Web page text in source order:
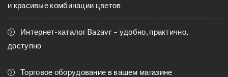
и красивые комбинации цветов
Интернет-каталог Bazavr – удобно, практично,
доступно
Торговое оборудование в вашем магазине